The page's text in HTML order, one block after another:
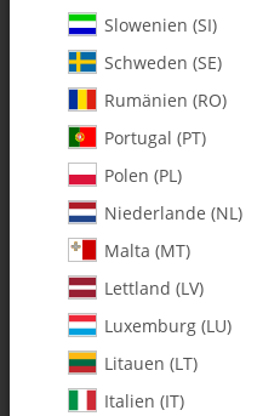
Slowenien (SI)
Schweden (SE)
Rumänien (RO)
Portugal (PT)
Polen (PL)
Niederlande (NL)
Malta (MT)
Lettland (LV)
Luxemburg (LU)
Litauen (LT)
Italien (IT)